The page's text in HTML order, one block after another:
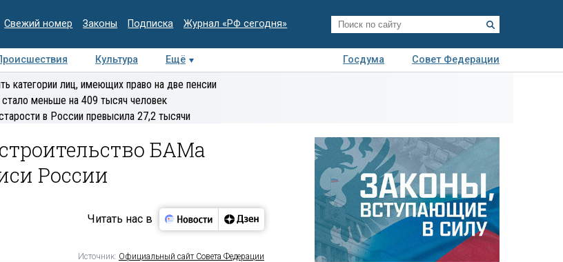
Свежий номер Законы Подписка Журнал «РФ сегодня»
Культура Ещё Госдума
Совет Федерации
Интервью Колумнисты
Деловая
категории лиц, имеющих право на две пенсии
меньше на 409 тысяч человек
в России превысила 27,2 тысячи
БАМа
России
Читать нас в
Источник: Официальный сайт Совета Федерации